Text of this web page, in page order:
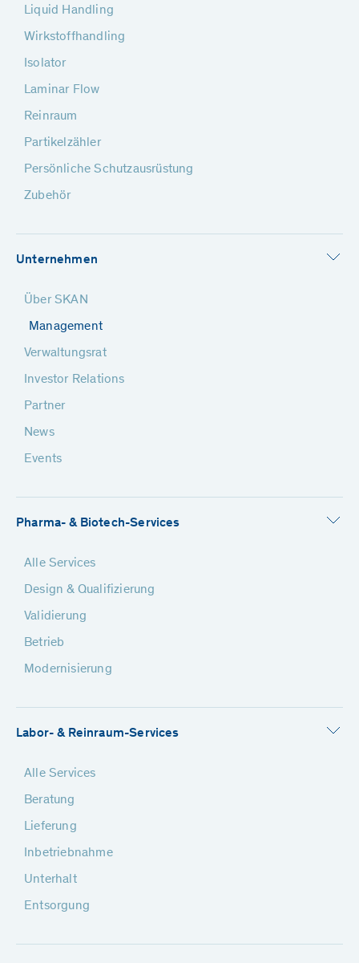
Liquid Handling
Wirkstoffhandling
Isolator
Laminar Flow
Reinraum
Partikelzähler
Persönliche Schutzausrüstung
Zubehör
Unternehmen
Über SKAN
Management
Verwaltungsrat
Investor Relations
Partner
News
Events
Pharma- & Biotech-Services
Alle Services
Design & Qualifizierung
Validierung
Betrieb
Modernisierung
Labor- & Reinraum-Services
Alle Services
Beratung
Lieferung
Inbetriebnahme
Unterhalt
Entsorgung